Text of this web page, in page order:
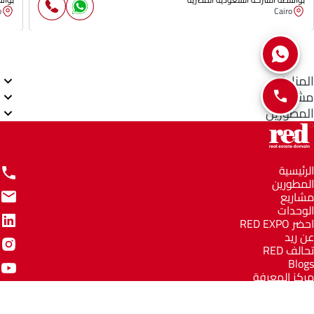
Cairo
المناطق
مشاريع
المطورين
الرئيسية
المطورين
مشاريع
الوحدات
احضر RED EXPO
عن ريد
تحالف RED
Blogs
مركز المعرفة